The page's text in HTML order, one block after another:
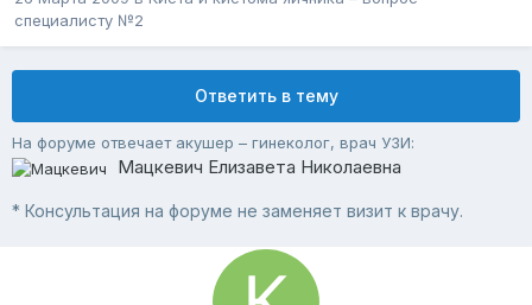
специалисту №2
Ответить в тему
На форуме отвечает акушер – гинеколог, врач УЗИ:
Мацкевич Елизавета Николаевна
* Консультация на форуме не заменяет визит к врачу.